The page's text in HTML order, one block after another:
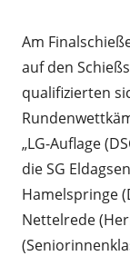
Am
auf den
qualifizierten
„LG-Auflage
die SG
Hamelspringe
Nettelrede